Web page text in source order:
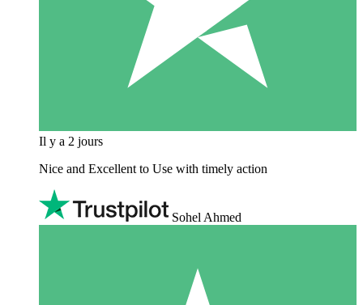
Il y a 2 jours
Nice and Excellent to Use with timely action
Sohel Ahmed